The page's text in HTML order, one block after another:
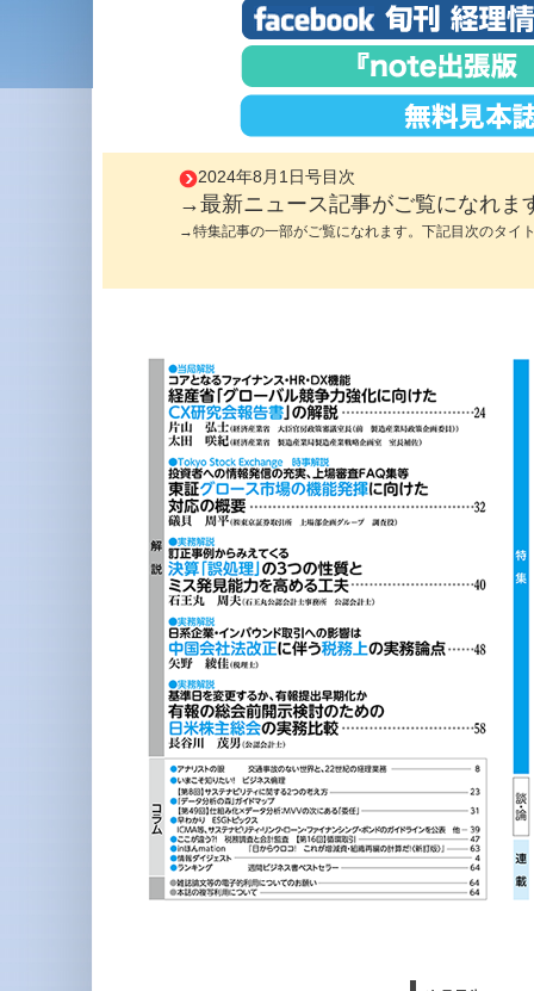
2024年8月1日号目次
→最新ニュース記事がご覧になれま
→特集記事の一部がご覧になれます。下記目次のタイ